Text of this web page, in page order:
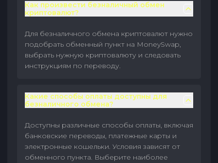
Как произвести безналичный обмен
криптовалют?
Для безналичного обмена криптовалют нужно
подобрать обменный пункт на MoneySwap,
выбрать нужную криптовалюту и следовать
инструкциям по переводу.
Какие способы оплаты доступны для
безналичного обмена?
Доступны различные способы оплаты, включая
банковские переводы, платежные карты и
электронные кошельки. Условия зависят от
обменного пункта. Выберите наиболее